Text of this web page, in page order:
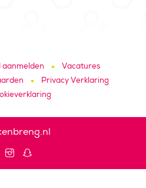
aanmelden
Vacatures
Privacy Verklaring